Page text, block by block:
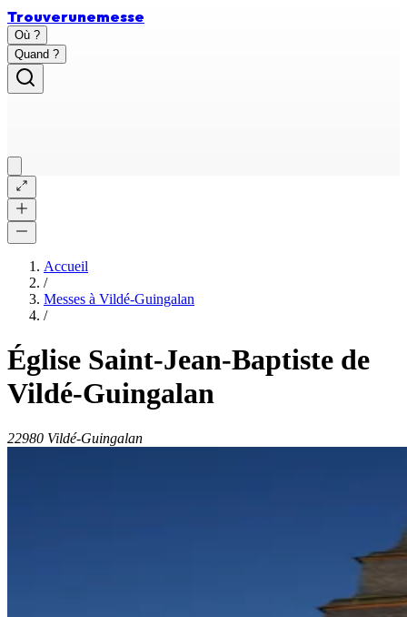
Trouverunemesse
Où ?
Quand ?
Accueil
/
Messes à Vildé-Guingalan
/
Église Saint-Jean-Baptiste de
Vildé-Guingalan
22980 Vildé-Guingalan